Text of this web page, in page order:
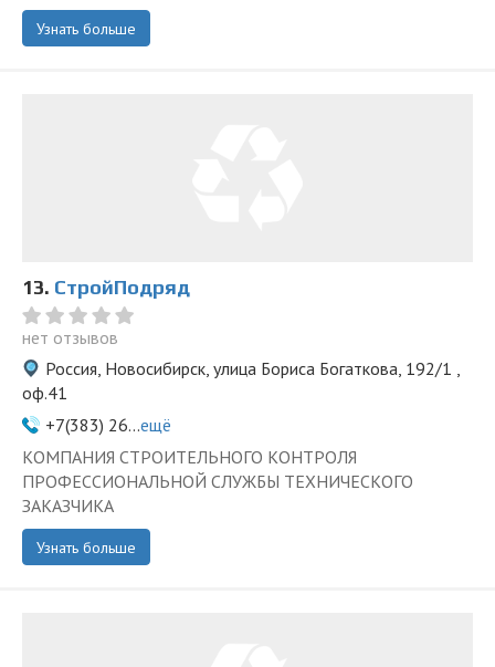
Узнать больше
13. СтройПодряд
нет отзывов
Россия, Новосибирск, улица Бориса Богаткова, 192/1 ,
оф.41
+7(383) 26...ещё
КОМПАНИЯ СТРОИТЕЛЬНОГО КОНТРОЛЯ
ПРОФЕССИОНАЛЬНОЙ СЛУЖБЫ ТЕХНИЧЕСКОГО
ЗАКАЗЧИКА
Узнать больше